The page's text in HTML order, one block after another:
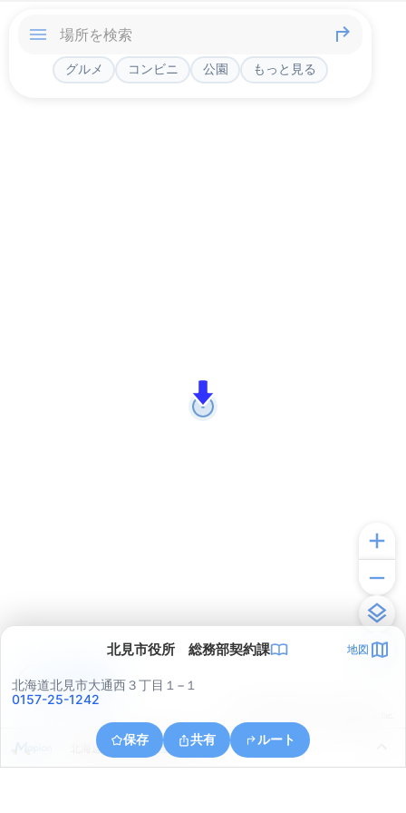
グルメ コンビニ 公園 もっと見る
北見市役所 総務部契約課 地図
北海道北見市大通西３丁目１−１
0157-25-1242
保存 共有 ルート
北海道北見市高栄西町３丁目８
アプリで見る